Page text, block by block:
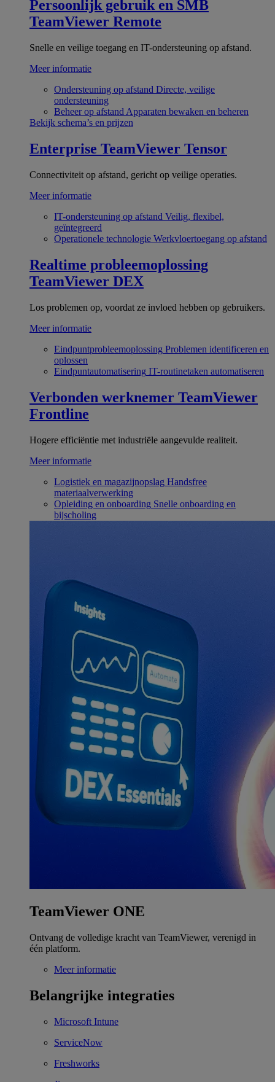
Persoonlijk gebruik en SMB
TeamViewer Remote
Snelle en veilige toegang en IT-ondersteuning op afstand.
Meer informatie
Ondersteuning op afstand Directe, veilige
ondersteuning
Beheer op afstand Apparaten bewaken en beheren
Bekijk schema’s en prijzen
Enterprise TeamViewer Tensor
Connectiviteit op afstand, gericht op veilige operaties.
Meer informatie
IT-ondersteuning op afstand Veilig, flexibel,
geïntegreerd
Operationele technologie Werkvloertoegang op afstand
Realtime probleemoplossing
TeamViewer DEX
Los problemen op, voordat ze invloed hebben op gebruikers.
Meer informatie
Eindpuntprobleemoplossing Problemen identificeren en
oplossen
Eindpuntautomatisering IT-routinetaken automatiseren
Verbonden werknemer TeamViewer
Frontline
Hogere efficiëntie met industriële aangevulde realiteit.
Meer informatie
Logistiek en magazijnopslag Handsfree
materiaalverwerking
Opleiding en onboarding Snelle onboarding en
bijscholing
TeamViewer ONE
Ontvang de volledige kracht van TeamViewer, verenigd in
één platform.
Meer informatie
Belangrijke integraties
Microsoft Intune
ServiceNow
Freshworks